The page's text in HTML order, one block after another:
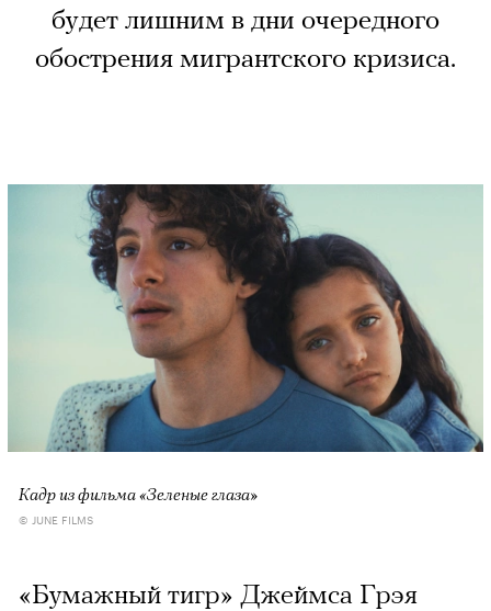
будет лишним в дни очередного
обострения мигрантского кризиса.
Кадр из фильма «Зеленые глаза»
© JUNE FILMS
«Бумажный тигр» Джеймса Грэя